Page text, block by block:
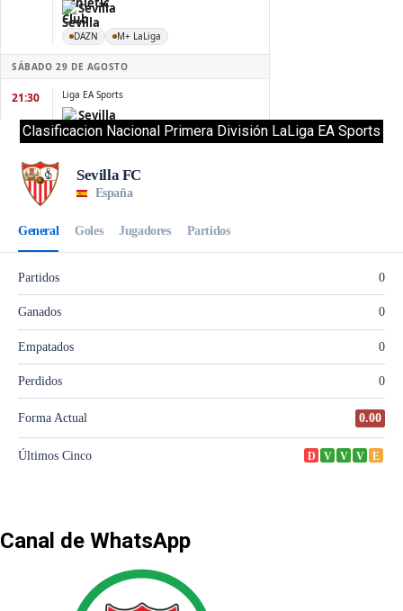
Clasificacion Nacional Primera División LaLiga EA Sports
Canal de WhatsApp